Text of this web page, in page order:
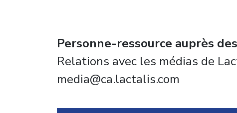
Personne-ressource auprès
Relations avec les médias de
media@ca.lactalis.com